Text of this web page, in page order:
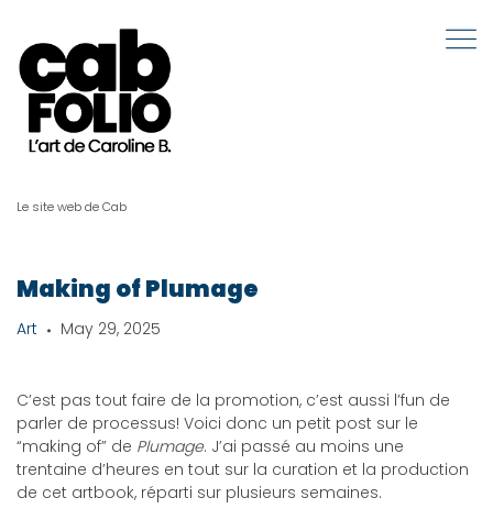
Le site web de Cab
Making of Plumage
Art May 29, 2025
C’est pas tout faire de la promotion, c’est aussi l’fun de
parler de processus! Voici donc un petit post sur le
“making of” de Plumage. J’ai passé au moins une
trentaine d’heures en tout sur la curation et la production
de cet artbook, réparti sur plusieurs semaines.